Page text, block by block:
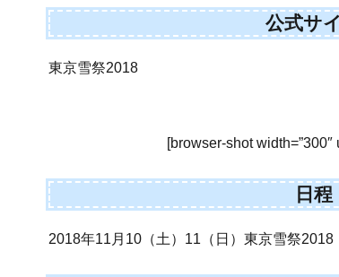
公式サ
東京雪祭2018
[browser-shot width=”300″
日程
2018年11月10（土）11（日）東京雪祭2018